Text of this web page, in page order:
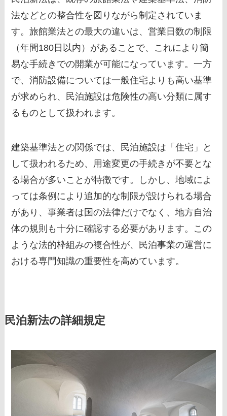
法などとの整合性を図りながら制定されていま
す。旅館業法との最大の違いは、営業日数の制限
（年間180日以内）があることで、これにより簡
易な手続きでの開業が可能になっています。一方
で、消防設備については一般住宅よりも高い基準
が求められ、民泊施設は危険性の高い分類に属す
るものとして扱われます。
建築基準法との関係では、民泊施設は「住宅」と
して扱われるため、用途変更の手続きが不要とな
る場合が多いことが特徴です。しかし、地域によ
っては条例により追加的な制限が設けられる場合
があり、事業者は国の法律だけでなく、地方自治
体の規則も十分に確認する必要があります。この
ような法的枠組みの複合性が、民泊事業の運営に
おける専門知識の重要性を高めています。
民泊新法の詳細規定